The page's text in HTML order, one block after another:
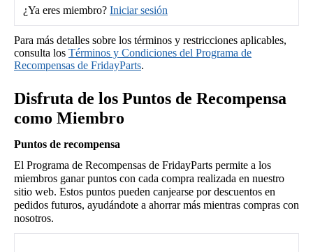
¿Ya eres miembro? Iniciar sesión
Para más detalles sobre los términos y restricciones aplicables,
consulta los Términos y Condiciones del Programa de
Recompensas de FridayParts.
Disfruta de los Puntos de Recompensa
como Miembro
Puntos de recompensa
El Programa de Recompensas de FridayParts permite a los
miembros ganar puntos con cada compra realizada en nuestro
sitio web. Estos puntos pueden canjearse por descuentos en
pedidos futuros, ayudándote a ahorrar más mientras compras con
nosotros.